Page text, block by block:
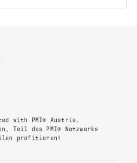
with PMI® Austria.
Teil des PMI® Netzwerks
profitieren!